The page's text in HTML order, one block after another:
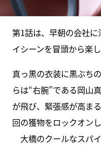
第1話は、早朝の会社
イシーンを冒頭から楽し
真っ黒の衣装に黒ぶち
らは“右腕”である岡山
が飛び、緊張感が高ま
回の獲物をロックオン
大橋のクールなスパイ